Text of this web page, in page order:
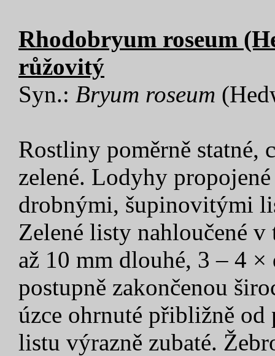
Rhodobryum roseum
růžovitý
Syn.: Bryum roseum
Rostliny poměrně statné,
zelené. Lodyhy
drobnými, šupinovitými
Zelené listy nahloučené
až 10 mm dlouhé, 3 – 4
postupně zakončenou
úzce ohrnuté přibližně
listu výrazně zubaté.